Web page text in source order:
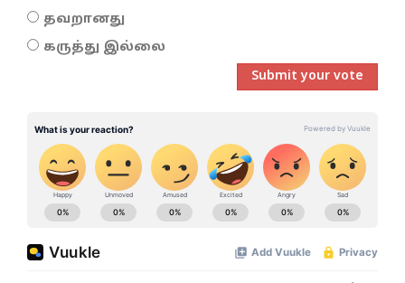
தவறானது
கருத்து இல்லை
Submit your vote